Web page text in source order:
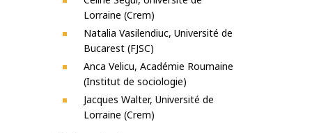
Lorraine (Crem)
Natalia Vasilendiuc, Université de
Bucarest (FJSC)
Anca Velicu, Académie Roumaine
(Institut de sociologie)
Jacques Walter, Université de
Lorraine (Crem)